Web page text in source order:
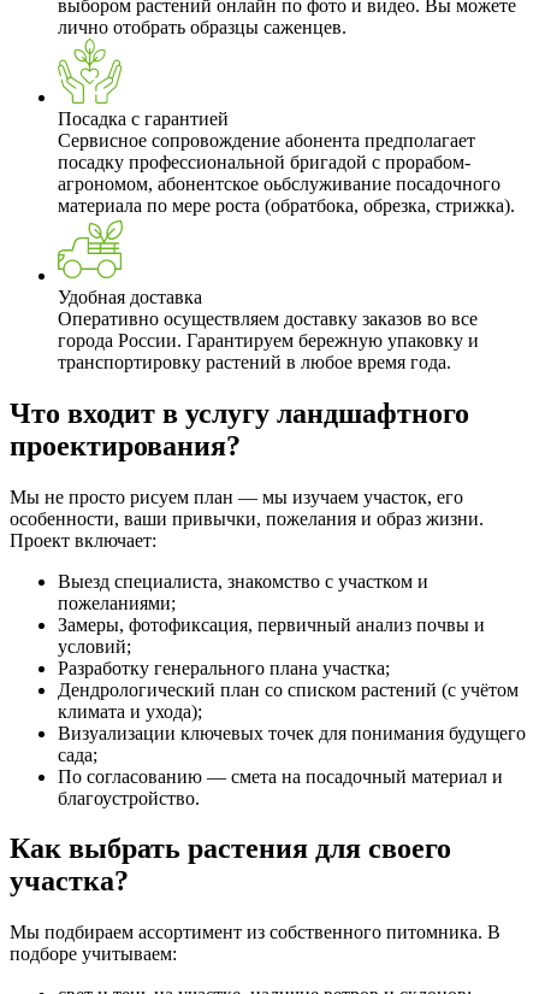
выбором растений онлайн по фото и видео. Вы можете
лично отобрать образцы саженцев.
Посадка с гарантией
Сервисное сопровождение абонента предполагает
посадку профессиональной бригадой с прорабом-
агрономом, абонентское оьбслуживание посадочного
материала по мере роста (обратбока, обрезка, стрижка).
Удобная доставка
Оперативно осуществляем доставку заказов во все
города России. Гарантируем бережную упаковку и
транспортировку растений в любое время года.
Что входит в услугу ландшафтного
проектирования?
Мы не просто рисуем план — мы изучаем участок, его
особенности, ваши привычки, пожелания и образ жизни.
Проект включает:
Выезд специалиста, знакомство с участком и
пожеланиями;
Замеры, фотофиксация, первичный анализ почвы и
условий;
Разработку генерального плана участка;
Дендрологический план со списком растений (с учётом
климата и ухода);
Визуализации ключевых точек для понимания будущего
сада;
По согласованию — смета на посадочный материал и
благоустройство.
Как выбрать растения для своего
участка?
Мы подбираем ассортимент из собственного питомника. В
подборе учитываем: